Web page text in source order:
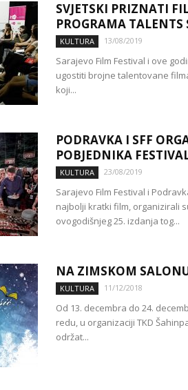
SVJETSKI PRIZNATI
PROGRAMA TALENTS
KULTURA 13/08/2019
Sarajevo Film Festival i ove
ugostiti brojne talentovane
koji...
PODRAVKA I SFF
POBJEDNIKA
KULTURA 23/08/2019
Sarajevo Film Festival i
najbolji kratki film, organizirali
ovogodišnjeg 25. izdanja tog...
NA ZIMSKOM
KULTURA 11/12/2018
Od 13. decembra do 24.
redu, u organizaciji TKD
održat...